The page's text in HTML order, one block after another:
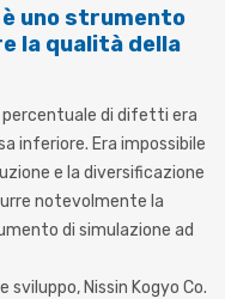
è uno strumento
la qualità della
percentuale di difetti era
inferiore. Era impossibile
e la diversificazione
notevolmente la
di simulazione ad
sviluppo, Nissin Kogyo Co.